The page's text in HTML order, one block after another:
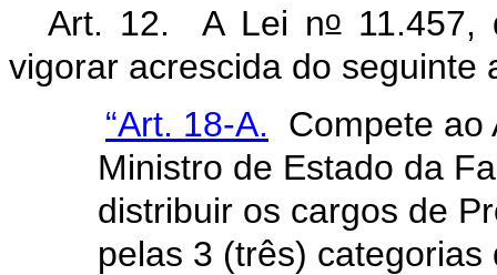
Art. 12. A Lei no11.457,
vigorar acrescida do seguinte
“Art. 18-A. Compete ao
Ministro de Estado da
distribuir os cargos de
pelas 3 (três) categorias